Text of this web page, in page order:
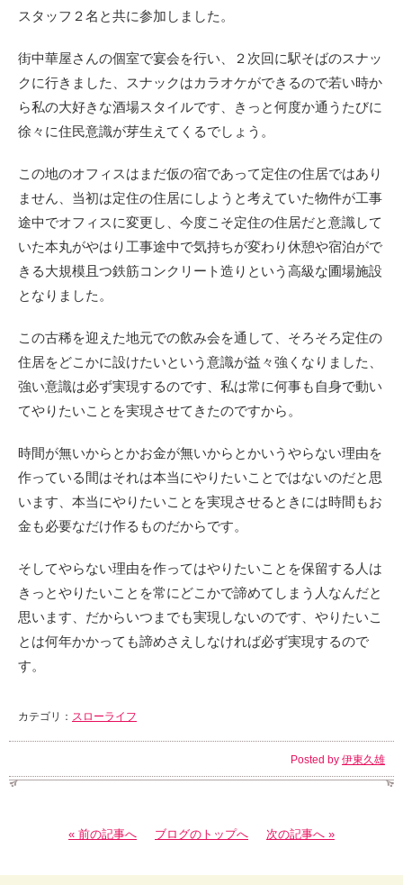
スタッフ２名と共に参加しました。
街中華屋さんの個室で宴会を行い、２次回に駅そばのスナッ
クに行きました、スナックはカラオケができるので若い時か
ら私の大好きな酒場スタイルです、きっと何度か通うたびに
徐々に住民意識が芽生えてくるでしょう。
この地のオフィスはまだ仮の宿であって定住の住居ではあり
ません、当初は定住の住居にしようと考えていた物件が工事
途中でオフィスに変更し、今度こそ定住の住居だと意識して
いた本丸がやはり工事途中で気持ちが変わり休憩や宿泊がで
きる大規模且つ鉄筋コンクリート造りという高級な圃場施設
となりました。
この古稀を迎えた地元での飲み会を通して、そろそろ定住の
住居をどこかに設けたいという意識が益々強くなりました、
強い意識は必ず実現するのです、私は常に何事も自身で動い
てやりたいことを実現させてきたのですから。
時間が無いからとかお金が無いからとかいうやらない理由を
作っている間はそれは本当にやりたいことではないのだと思
います、本当にやりたいことを実現させるときには時間もお
金も必要なだけ作るものだからです。
そしてやらない理由を作ってはやりたいことを保留する人は
きっとやりたいことを常にどこかで諦めてしまう人なんだと
思います、だからいつまでも実現しないのです、やりたいこ
とは何年かかっても諦めさえしなければ必ず実現するので
す。
カテゴリ： スローライフ
Posted by 伊東久雄
« 前の記事へ ブログのトップへ 次の記事へ »